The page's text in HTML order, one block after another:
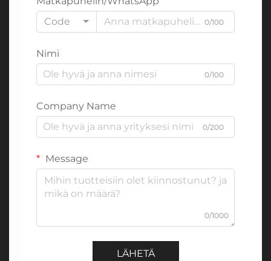
Code
0/100
Nimi
0/100
Company Name
0/200
Message
0/1000
LÄHETÄ